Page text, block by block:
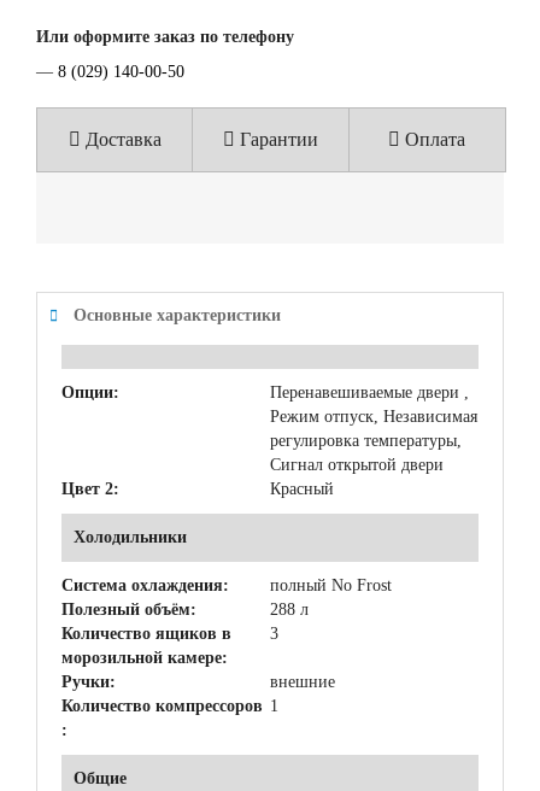
Или оформите заказ по телефону
— 8 (029) 140-00-50
Доставка Гарантии Оплата
Основные характеристики
Опции:
Перенавешиваемые двери ,
Режим отпуск, Независимая
регулировка температуры,
Сигнал открытой двери
Цвет 2:
Красный
Холодильники
Система охлаждения:
полный No Frost
Полезный объём:
288 л
Количество ящиков в
морозильной камере:
3
Ручки:
внешние
Количество компрессоров
:
1
Общие